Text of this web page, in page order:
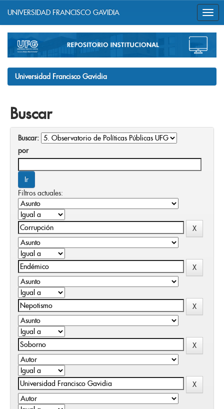
navigation
UNIVERSIDAD FRANCISCO GAVIDIA
Universidad Francisco Gavidia
Buscar
Buscar:
por
Filtros actuales: